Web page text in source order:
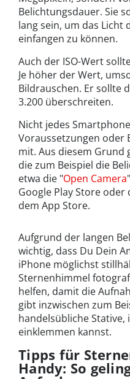
Belichtungsdauer. Sie
lang sein, um das Licht
einfangen zu können.
Auch der ISO-Wert
Je höher der Wert,
Bildrauschen. Er sollte
3.200 überschreiten.
Nicht jedes
Voraussetzungen oder
mit. Aus diesem Grund
die zum Beispiel die
etwa die "Open Camera
Google Play Store oder
dem App Store.
Aufgrund der langen
wichtig, dass Du Dein
iPhone möglichst
Sternenhimmel
helfen, damit die
gibt inzwischen zum
handelsübliche
einklemmen kannst.
Tipps für
Handy: So